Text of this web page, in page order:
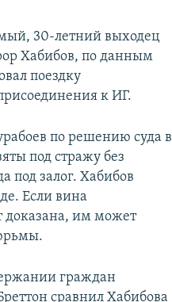
30-летний выходец
Хабибов, по данным
поездку
к ИГ.
по решению суда в
под стражу без
под залог. Хабибов
Если вина
доказана, им может
граждан
сравнил Хабибова